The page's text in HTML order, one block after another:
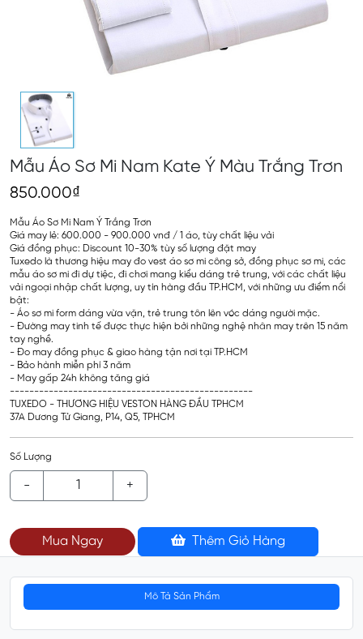
Mẫu Áo Sơ Mi Nam Kate Ý Màu Trắng Trơn
850.000₫
Mẫu Áo Sơ Mi Nam Ý Trắng Trơn
Giá may lẻ: 600.000 - 900.000 vnđ / 1 áo, tùy chất liệu vải
Giá đồng phục: Discount 10-30% tùy số lượng đặt may
Tuxedo là thương hiệu may đo vest áo sơ mi công sở, đồng phục sơ mi, các
mẫu áo sơ mi đi dự tiệc, đi chơi mang kiểu dáng trẻ trung, với các chất liệu
vải ngoại nhập chất lượng, uy tín hàng đầu TP.HCM, với những ưu điểm nổi
bật:
- Áo sơ mi form dáng vừa vặn, trẻ trung tôn lên vóc dáng người mặc.
- Đường may tinh tế được thực hiện bởi những nghệ nhân may trên 15 năm
tay nghề.
- Đo may đồng phục & giao hàng tận nơi tại TP.HCM
- Bảo hành miễn phí 3 năm
- May gấp 24h không tăng giá
--------------------------------------------------
TUXEDO - THƯƠNG HIỆU VESTON HÀNG ĐẦU TPHCM
37A Dương Tử Giang, P14, Q5, TPHCM
Số Lượng
- +
Mua Ngay Thêm Giỏ Hàng
Mô Tả Sản Phẩm